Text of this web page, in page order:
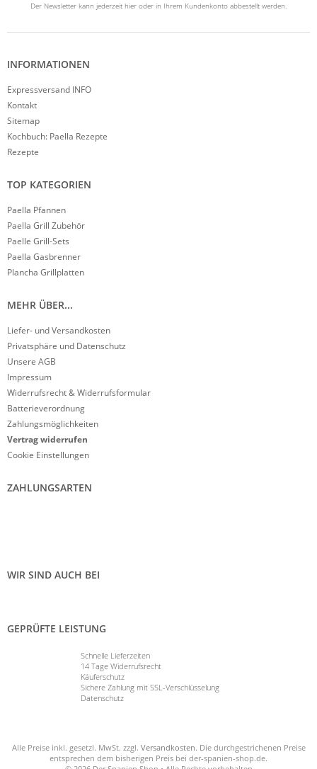
Der Newsletter kann jederzeit hier oder in Ihrem Kundenkonto abbestellt werden.
INFORMATIONEN
Expressversand INFO
Kontakt
Sitemap
Kochbuch: Paella Rezepte
Rezepte
TOP KATEGORIEN
Paella Pfannen
Paella Grill Zubehör
Paelle Grill-Sets
Paella Gasbrenner
Plancha Grillplatten
MEHR ÜBER...
Liefer- und Versandkosten
Privatsphäre und Datenschutz
Unsere AGB
Impressum
Widerrufsrecht & Widerrufsformular
Batterieverordnung
Zahlungsmöglichkeiten
Vertrag widerrufen
Cookie Einstellungen
ZAHLUNGSARTEN
WIR SIND AUCH BEI
GEPRÜFTE LEISTUNG
Schnelle Lieferzeiten
14 Tage Widerrufsrecht
Käuferschutz
Sichere Zahlung mit SSL-Verschlüsselung
Datenschutz
Alle Preise inkl. gesetzl. MwSt. zzgl. Versandkosten. Die durchgestrichenen Preise
entsprechen dem bisherigen Preis bei der-spanien-shop.de.